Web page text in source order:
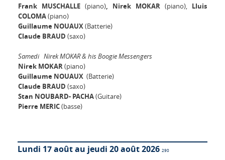
Frank MUSCHALLE (piano), Nirek MOKAR (piano), Lluis
COLOMA(piano)
Guillaume NOUAUX(Batterie)
Claude BRAUD (saxo)
Samedi Nirek MOKAR & his Boogie Messengers
Nirek MOKAR(piano)
Guillaume NOUAUX (Batterie)
Claude BRAUD (saxo)
Stan NOUBARD- PACHA(Guitare)
Pierre MERIC(basse)
Lundi 17 août au jeudi 20 août 2026 290